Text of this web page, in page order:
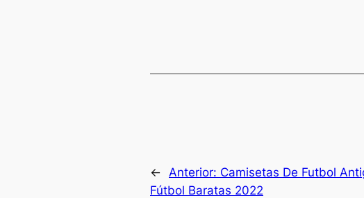
← Anterior: Camisetas De Futbol
Fútbol Baratas 2022